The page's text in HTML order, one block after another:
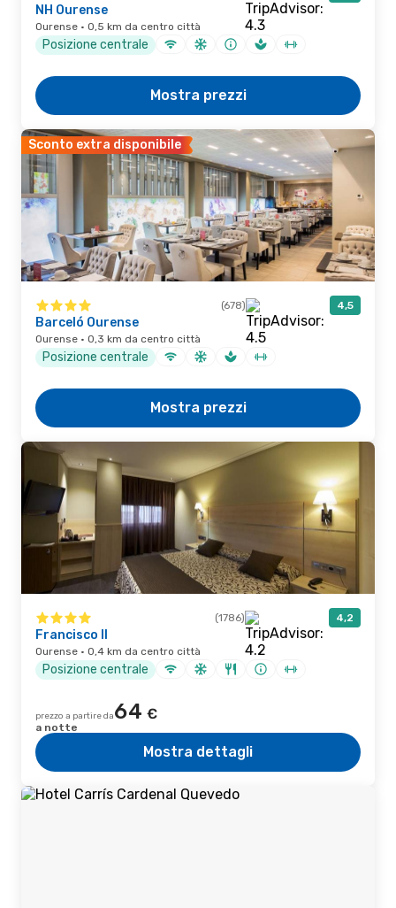
NH Ourense
Ourense · 0,5 km da centro città
Posizione centrale
Mostra prezzi
Sconto extra disponibile
(678) 4,5
Barceló Ourense
Ourense · 0,3 km da centro città
Posizione centrale
Mostra prezzi
(1786) 4,2
Francisco II
Ourense · 0,4 km da centro città
Posizione centrale
prezzo a partire da64 €
a notte
Mostra dettagli